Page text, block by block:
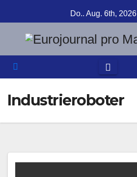
Inhalt
springen
Do.. Aug. 6th, 2026
Industrieroboter